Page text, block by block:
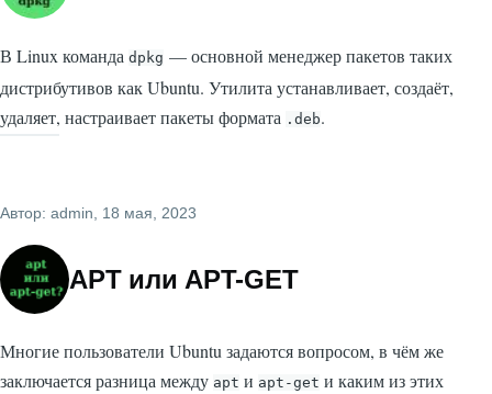
В Linux команда dpkg — основной менеджер пакетов таких
дистрибутивов как Ubuntu. Утилита устанавливает, создаёт,
удаляет, настраивает пакеты формата .deb.
Автор: admin , 18 мая, 2023
APT или APT-GET
Многие пользователи Ubuntu задаются вопросом, в чём же
заключается разница между apt и apt-get и каким из этих